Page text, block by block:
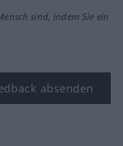
sind, indem Sie ein
absenden